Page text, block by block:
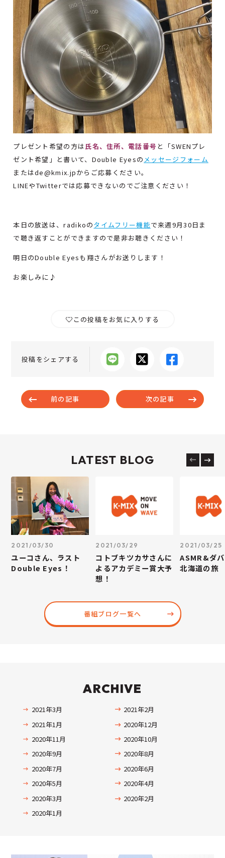
プレゼント希望の方は氏名、住所、電話番号 と「SWENプレ
ゼント希望」と書いて、Double Eyesのメッセージフォーム
またはde@kmix.jpからご応募ください。
LINEやTwitterでは応募できないのでご注意ください！
本日の放送は、radikoのタイムフリー機能で来週9月30日ま
で聴き返すことができますので是非お聴きください！
明日のDouble Eyesも翔さんがお送りします！
お楽しみに♪
この投稿をお気に入りする
投稿をシェアする
前の記事 次の記事
LATEST BLOG
2021/03/30
ユーコさん、ラスト
Double Eyes！
2021/03/29
コトブキツカサさんに
よるアカデミー賞大予
想！
2021/03/25
ASMR&ダ
北海道の旅
番組ブログ一覧へ
ARCHIVE
2021年3月
2021年2月
2021年1月
2020年12月
2020年11月
2020年10月
2020年9月
2020年8月
2020年7月
2020年6月
2020年5月
2020年4月
2020年3月
2020年2月
2020年1月